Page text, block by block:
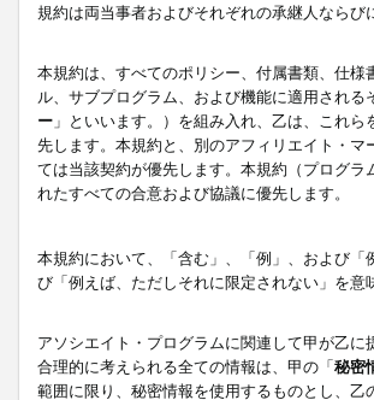
規約は両当事者およびそれぞれの承継人なら
本規約は、すべてのポリシー、付属書類、仕
ル、サブプログラム、および機能に適用され
ー 」といいます。）を組み入れ、乙は、これ
先します。本規約と、別のアフィリエイト・
ては当該契約が優先します。本規約（プログ
れたすべての合意および協議に優先します。
本規約において、「含む」、「例」、および
び「例えば、ただしそれに限定されない」を意
アソシエイト・プログラムに関連して甲が乙
合理的に考えられる全ての情報は、甲の「秘密
範囲に限り、秘密情報を使用するものとし、